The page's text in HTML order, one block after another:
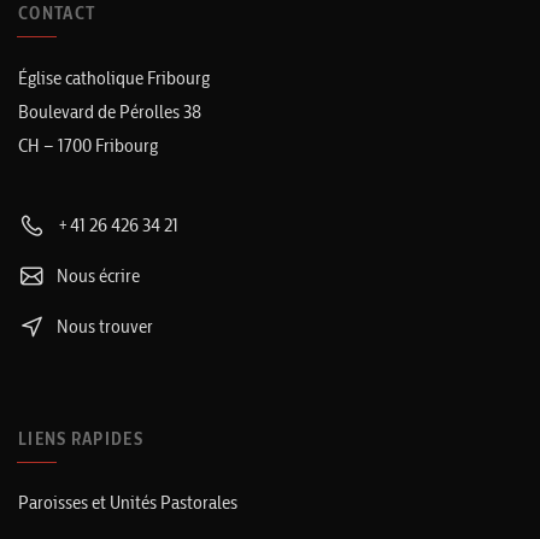
CONTACT
Église catholique Fribourg
Boulevard de Pérolles 38
CH – 1700 Fribourg
+41 26 426 34 21
Nous écrire
Nous trouver
LIENS RAPIDES
Paroisses et Unités Pastorales